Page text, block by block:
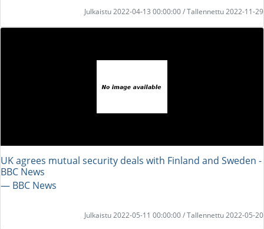
Julkaistu 2022-04-13 00:00:00 / Tallennettu 2022-11-29
UK agrees mutual security deals with Finland and Sweden -
BBC News
― BBC News
Julkaistu 2022-05-11 00:00:00 / Tallennettu 2022-05-20